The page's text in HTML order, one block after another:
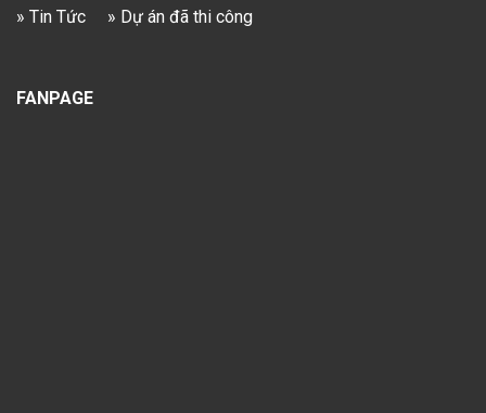
» Tin Tức » Dự án đã thi công
FANPAGE